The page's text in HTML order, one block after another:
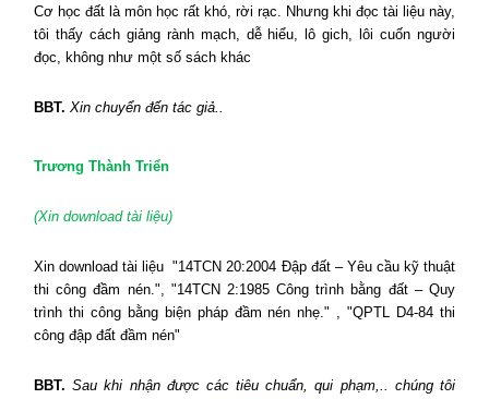
Cơ học đất là môn học rất khó, rời rạc. Nhưng khi đọc tài liệu này,
tôi thấy cách giảng rành mạch, dễ hiểu, lô gich, lôi cuốn người
đọc, không như một số sách khác
BBT. Xin chuyển đến tác giả..
Trương Thành Triển
(Xin download tài liệu)
Xin download tài liệu "14TCN 20:2004 Đập đất – Yêu cầu kỹ thuật
thi công đầm nén.", "14TCN 2:1985 Công trình bằng đất – Quy
trình thi công bằng biện pháp đầm nén nhẹ." , "QPTL D4-84 thi
công đập đất đầm nén"
BBT.Sau khi nhận được các tiêu chuẩn, qui phạm,.. chúng tôi